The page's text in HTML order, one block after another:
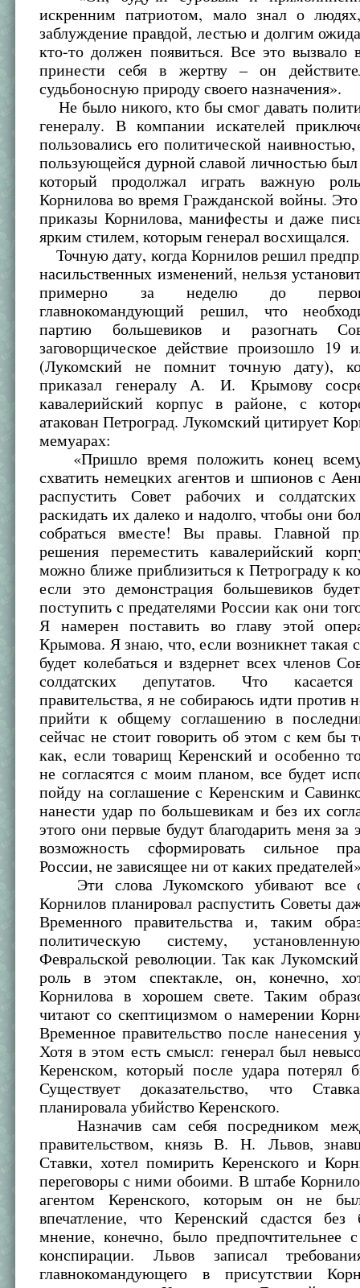
искренним патриотом, мало знал о
заблуждение правдой, лестью и долгим
кто-то должен появиться. Все это
принести себя в жертву – он
судьбоносную природу своего назначения».
Не было никого, кто бы смог давать
генералу. В компании искателей
пользовались его политической
пользующейся дурной славой личностью
который продолжал играть важную
Корнилова во время Гражданской войны.
приказы Корнилова, манифесты и даже
ярким стилем, которым генерал восхищался.
Точную дату, когда Корнилов решил
насильственных изменений, нельзя
примерно за неделю до
главнокомандующий решил, что
партию большевиков и разогнать
заговорщическое действие произошло 19
(Лукомский не помнит точную дату),
приказал генералу А. И. Крымову
кавалерийский корпус в районе, с
атакован Петроград. Лукомский цитирует
мемуарах:
«Пришло время положить конец
схватить немецких агентов и шпионов с
распустить Совет рабочих и
раскидать их далеко и надолго, чтобы они
собраться вместе! Вы правы. Главной
решения переместить кавалерийский
можно ближе приблизиться к Петрограду к
если это демонстрация большевиков
поступить с предателями России как они
Я намерен поставить во главу этой
Крымова. Я знаю, что, если возникнет такая
будет колебаться и вздернет всех членов
солдатских депутатов. Что
правительства, я не собираюсь идти против
прийти к общему соглашению в
сейчас не стоит говорить об этом с кем бы
как, если товарищ Керенский и особенно
не согласятся с моим планом, все будет
пойду на соглашение с Керенским и
нанести удар по большевикам и без их
этого они первые будут благодарить меня за
возможность сформировать сильное
России, не зависящее ни от каких
Эти слова Лукомского убивают все
Корнилов планировал распустить Советы
Временного правительства и, таким
политическую систему,
Февральской революции. Так как
роль в этом спектакле, он, конечно,
Корнилова в хорошем свете. Таким
читают со скептицизмом о намерении
Временное правительство после нанесения
Хотя в этом есть смысл: генерал был
Керенском, который после удара потерял
Существует доказательство, что
планировала убийство Керенского.
Назначив сам себя посредником
правительством, князь В. Н. Львов,
Ставки, хотел помирить Керенского и
переговоры с ними обоими. В штабе
агентом Керенского, которым он не
впечатление, что Керенский сдастся без
мнение, конечно, было предпочтительнее
конспирации. Львов записал
главнокомандующего в присутствии